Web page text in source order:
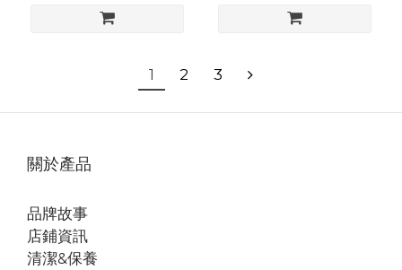
1 2 3
關於產品
品牌故事
店鋪資訊
清潔&保養